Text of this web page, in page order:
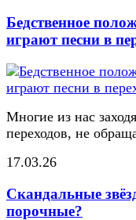
Бедственное
играют песни в
Многие из нас
переходов, не
17.03.26
Скандальные
порочные?